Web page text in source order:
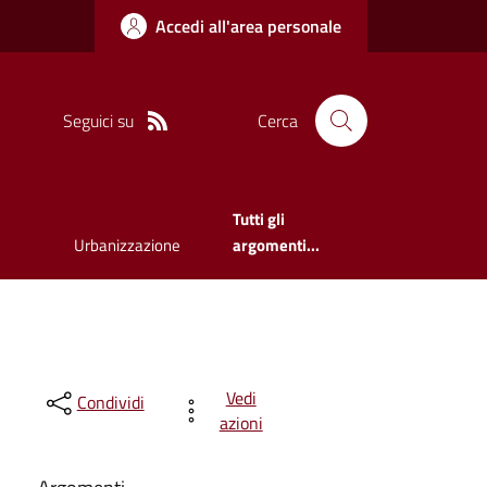
Accedi all'area personale
Seguici su Cerca
Urbanizzazione
Tutti gli
argomenti...
Condividi
Vedi
azioni